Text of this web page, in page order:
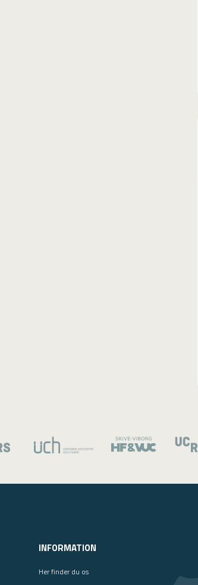
INFORMATION
Her finder du os